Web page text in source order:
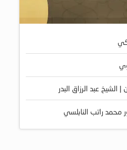
الشيخ عبد الرزاق البدر
محمد راتب النابلسي